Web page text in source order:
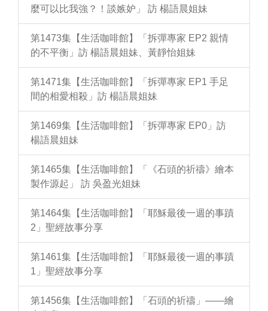
麼可以比我強？！談嫉妒」 訪 楊語晨姐妹
第1473集【生活咖啡館】「拆彈專家 EP2 親情
的不平衡」訪 楊語晨姐妹、黃靜怡姐妹
第1471集【生活咖啡館】「拆彈專家 EP1 手足
間的相愛相殺」訪 楊語晨姐妹
第1469集【生活咖啡館】「拆彈專家 EP0」訪
楊語晨姐妹
第1465集【生活咖啡館】「《石頭的祈禱》繪本
製作源起」 訪 吳盈光姐妹
第1464集【生活咖啡館】「耶穌最後一週的事蹟
2」聖經故事分享
第1461集【生活咖啡館】「耶穌最後一週的事蹟
1」聖經故事分享
第1456集【生活咖啡館】「石頭的祈禱」——繪